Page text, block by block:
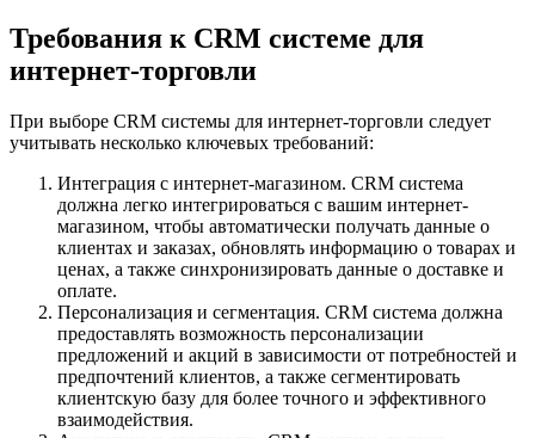
Требования к CRM системе для
интернет-торговли
При выборе CRM системы для интернет-торговли следует
учитывать несколько ключевых требований:
Интеграция с интернет-магазином. CRM система
должна легко интегрироваться с вашим интернет-
магазином, чтобы автоматически получать данные о
клиентах и заказах, обновлять информацию о товарах и
ценах, а также синхронизировать данные о доставке и
оплате.
Персонализация и сегментация. CRM система должна
предоставлять возможность персонализации
предложений и акций в зависимости от потребностей и
предпочтений клиентов, а также сегментировать
клиентскую базу для более точного и эффективного
взаимодействия.